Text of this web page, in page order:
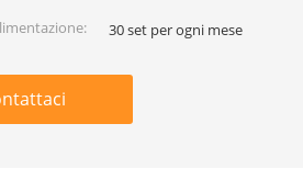
30 set per ogni mese